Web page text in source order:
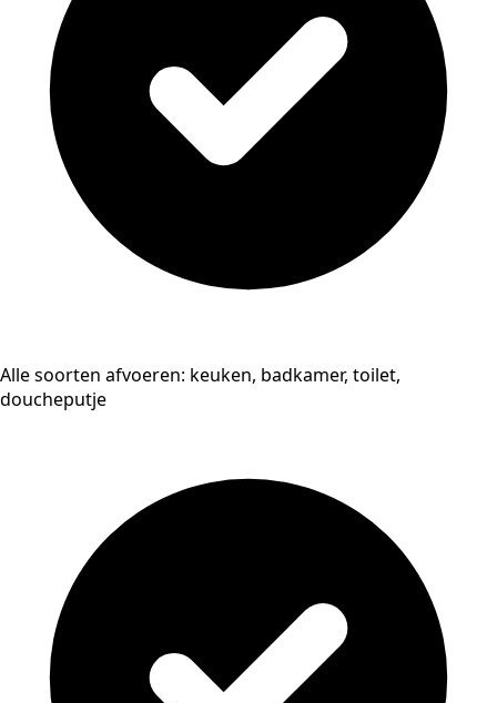
Alle soorten afvoeren: keuken, badkamer, toilet,
doucheputje